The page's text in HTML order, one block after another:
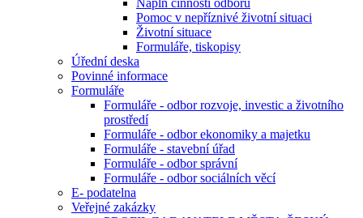
Náplň činnosti odboru
Pomoc v nepříznivé životní situaci
Životní situace
Formuláře, tiskopisy
Úřední deska
Povinné informace
Formuláře
Formuláře - odbor rozvoje, investic a životního
prostředí
Formuláře - odbor ekonomiky a majetku
Formuláře - stavební úřad
Formuláře - odbor správní
Formuláře - odbor sociálních věcí
E- podatelna
Veřejné zakázky